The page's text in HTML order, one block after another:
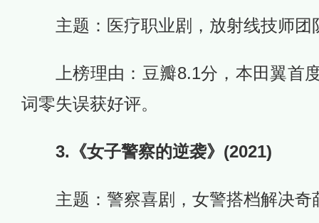
主题：医疗职业剧，放射线技师团
上榜理由：豆瓣8.1分，本田翼首
词零失误获好评。
3.《女子警察的逆袭》(2021)
主题：警察喜剧，女警搭档解决奇